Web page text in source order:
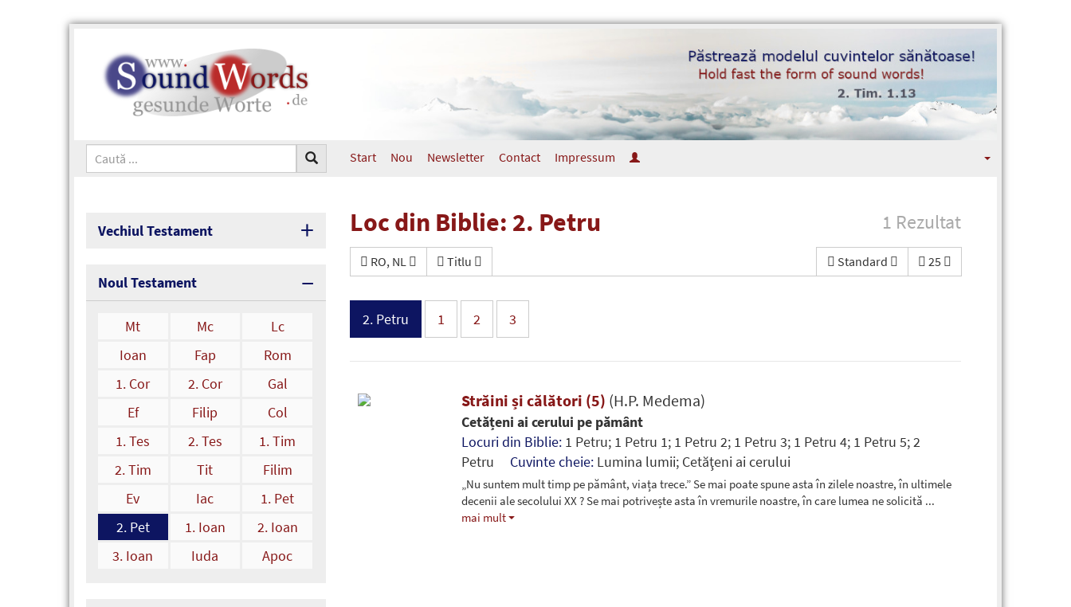
Start Nou Newsletter Contact Impressum
Vechiul Testament
Noul Testament
Mt Mc
Lc
Ioan
Fap
Rom
1. Cor
2. Cor
Gal
Ef
Filip
Col
1. Tes
2. Tes
1. Tim
2. Tim
Tit
Filim
Ev
Iac
1. Pet
2. Pet
1. Ioan
2. Ioan
3. Ioan
Iuda Apoc
1 Rezultat
Loc din Biblie: 2. Petru
RO, NL Titlu Standard 25
2. Petru 1 2 3
Străini și călători (5) (H.P. Medema)
Cetățeni ai cerului pe pământ
Locuri din Biblie: 1 Petru; 1 Petru 1; 1 Petru 2; 1 Petru 3; 1 Petru 4; 1 Petru 5; 2
Petru Cuvinte cheie: Lumina lumii; Cetăţeni ai cerului
„Nu suntem mult timp pe pământ, viața trece.” Se mai poate spune asta în zilele noastre, în ultimele
decenii ale secolului XX ? Se mai potrivește asta în vremurile noastre, în care lumea ne solicită ...
mai mult